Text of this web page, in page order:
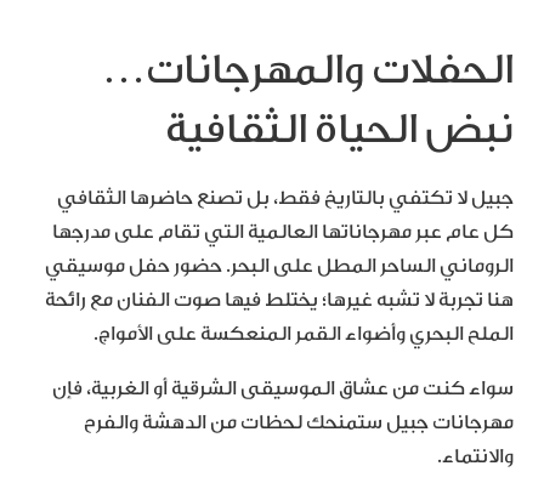
الحفلات والمهرجانات…
نبض الحياة الثقافية
جبيل لا تكتفي بالتاريخ فقط، بل تصنع حاضرها الثقافي
كل عام عبر مهرجاناتها العالمية التي تقام على مدرجها
الروماني الساحر المطل على البحر. حضور حفل موسيقي
هنا تجربة لا تشبه غيرها؛ يختلط فيها صوت الفنان مع رائحة
الملح البحري وأضواء القمر المنعكسة على الأمواج.
سواء كنت من عشاق الموسيقى الشرقية أو الغربية، فإن
مهرجانات جبيل ستمنحك لحظات من الدهشة والفرح
والانتماء.